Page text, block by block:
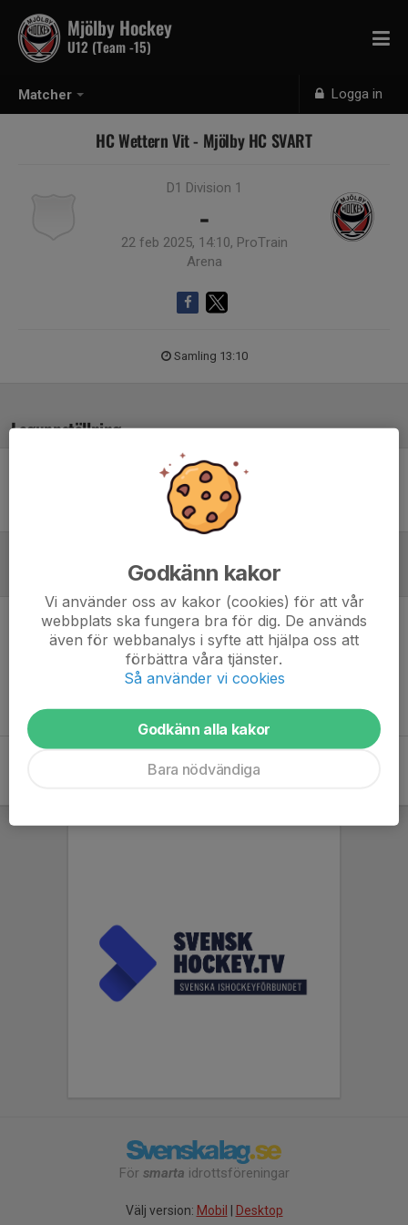
Matcher Logga in
Mjölby Hockey
U12 (Team -15)
HC Wettern Vit - Mjölby HC SVART
D1 Division 1
-
22 feb 2025, 14:10, ProTrain
Arena
Samling 13:10
Laguppställning
Ingen uppställning ifylld
Inget referat skrivet
För smarta idrottsföreningar
Välj version: Mobil Desktop
Godkänn kakor
Vi använder oss av kakor (cookies) för att vår
webbplats ska fungera bra för dig. De används
även för webbanalys i syfte att hjälpa oss att
förbättra våra tjänster.
Så använder vi cookies
Godkänn alla kakor
Bara nödvändiga